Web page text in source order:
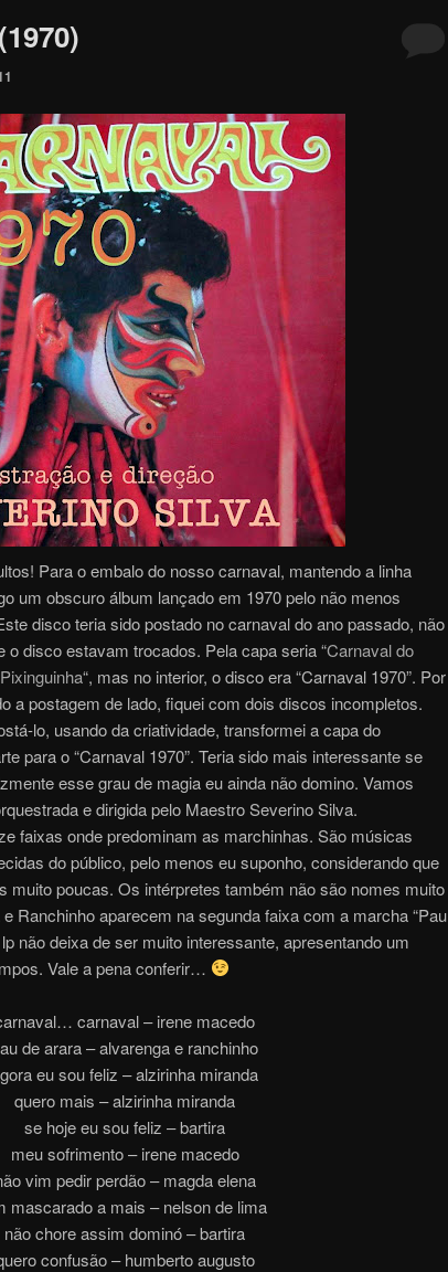
Para o embalo do nosso carnaval, mantendo a linha
um obscuro álbum lançado em 1970 pelo não menos
disco teria sido postado no carnaval do ano passado, não
o disco estavam trocados. Pela capa seria “Carnaval do
“, mas no interior, o disco era “Carnaval 1970”. Por
a postagem de lado, fiquei com dois discos incompletos.
lo, usando da criatividade, transformei a capa do
para o “Carnaval 1970”. Teria sido mais interessante se
esse grau de magia eu ainda não domino. Vamos
e dirigida pelo Maestro Severino Silva.
faixas onde predominam as marchinhas. São músicas
do público, pelo menos eu suponho, considerando que
muito poucas. Os intérpretes também não são nomes muito
Ranchinho aparecem na segunda faixa com a marcha “Pau
não deixa de ser muito interessante, apresentando um
Vale a pena conferir…
carnaval – irene macedo
de arara – alvarenga e ranchinho
eu sou feliz – alzirinha miranda
quero mais – alzirinha miranda
se hoje eu sou feliz – bartira
meu sofrimento – irene macedo
vim pedir perdão – magda elena
mascarado a mais – nelson de lima
não chore assim dominó – bartira
confusão – humberto augusto